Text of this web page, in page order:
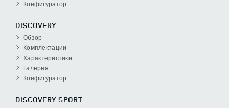
Конфигуратор
DISCOVERY
Обзор
Комплектации
Характеристики
Галерея
Конфигуратор
DISCOVERY SPORT